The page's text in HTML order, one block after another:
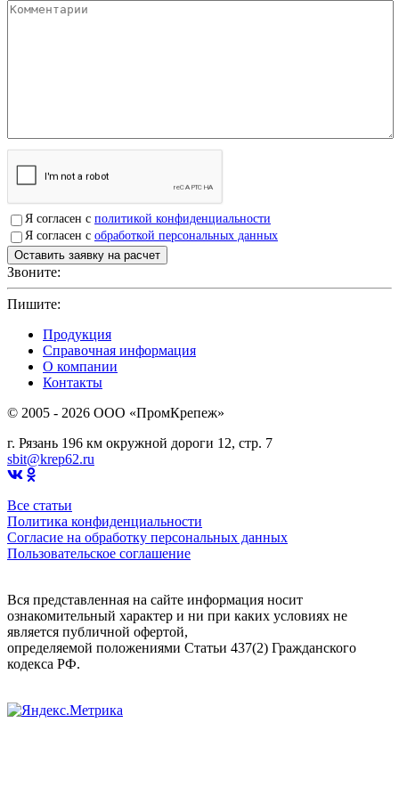
Я согласен с политикой конфиденциальности
Я согласен с обработкой персональных данных
Звоните:
Пишите:
Продукция
Справочная информация
О компании
Контакты
© 2005 - 2026 OOO «ПромКрепеж»
г. Рязань 196 км окружной дороги 12, стр. 7
sbit@krep62.ru
Все статьи
Политика конфиденциальности
Согласие на обработку персональных данных
Пользовательское соглашение
Вся представленная на сайте информация носит
ознакомительный характер и ни при каких условиях не
является публичной офертой,
определяемой положениями Статьи 437(2) Гражданского
кодекса РФ.